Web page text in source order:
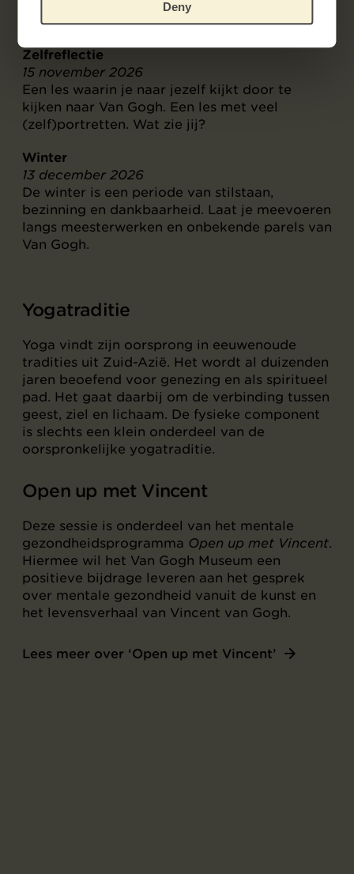
Deny
landschappen én kleurrijke, expressieve
schilderijen sta je hierbij stil.
Zelfreflectie
15 november 2026
Een les waarin je naar jezelf kijkt door te
kijken naar Van Gogh. Een les met veel
(zelf)portretten. Wat zie jij?
Winter
13 december 2026
De winter is een periode van stilstaan,
bezinning en dankbaarheid. Laat je meevoeren
langs meesterwerken en onbekende parels van
Van Gogh.
Yogatraditie
Yoga vindt zijn oorsprong in eeuwenoude
tradities uit Zuid-Azië. Het wordt al duizenden
jaren beoefend voor genezing en als spiritueel
pad. Het gaat daarbij om de verbinding tussen
geest, ziel en lichaam. De fysieke component
is slechts een klein onderdeel van de
oorspronkelijke yogatraditie.
Open up met Vincent
Deze sessie is onderdeel van het mentale
gezondheidsprogramma Open up met Vincent.
Hiermee wil het Van Gogh Museum een
positieve bijdrage leveren aan het gesprek
over mentale gezondheid vanuit de kunst en
het levensverhaal van Vincent van Gogh.
Lees meer over ‘Open up met Vincent’